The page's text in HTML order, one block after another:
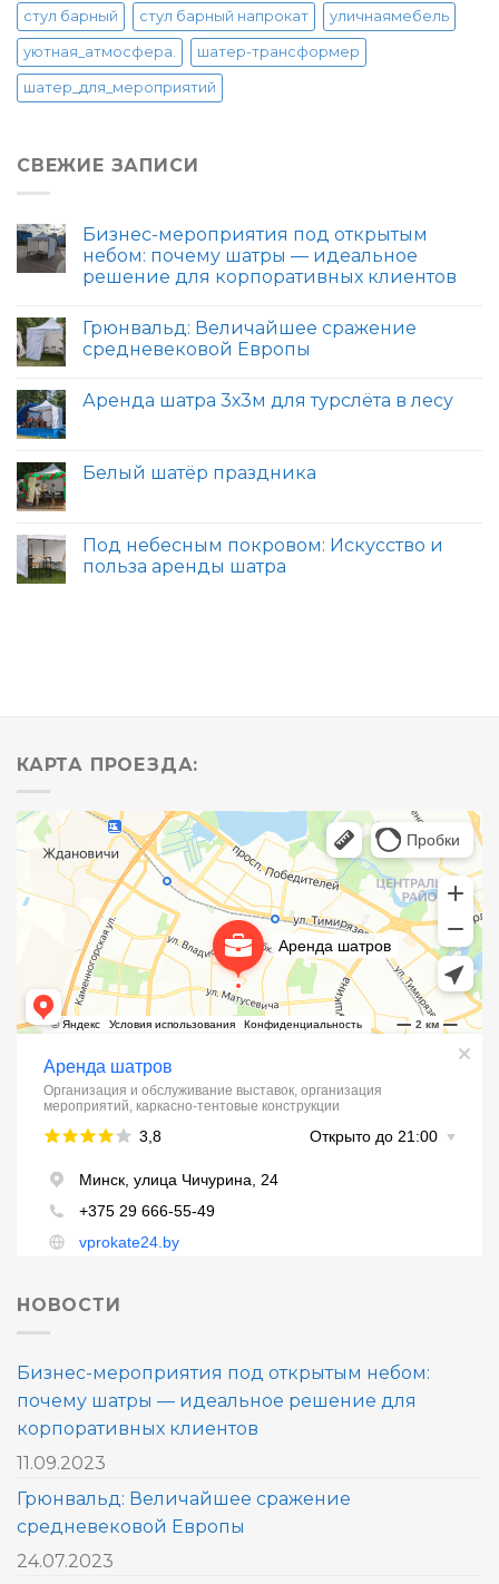
стул барный стул барный напрокат уличнаямебель
уютная_атмосфера. шатер-трансформер
шатер_для_мероприятий
СВЕЖИЕ ЗАПИСИ
Бизнес-мероприятия под открытым
небом: почему шатры — идеальное
решение для корпоративных клиентов
Грюнвальд: Величайшее сражение
средневековой Европы
Аренда шатра 3х3м для турслёта в лесу
Белый шатёр праздника
Под небесным покровом: Искусство и
польза аренды шатра
КАРТА ПРОЕЗДА:
НОВОСТИ
Бизнес-мероприятия под открытым небом:
почему шатры — идеальное решение для
корпоративных клиентов
11.09.2023
Грюнвальд: Величайшее сражение
средневековой Европы
24.07.2023